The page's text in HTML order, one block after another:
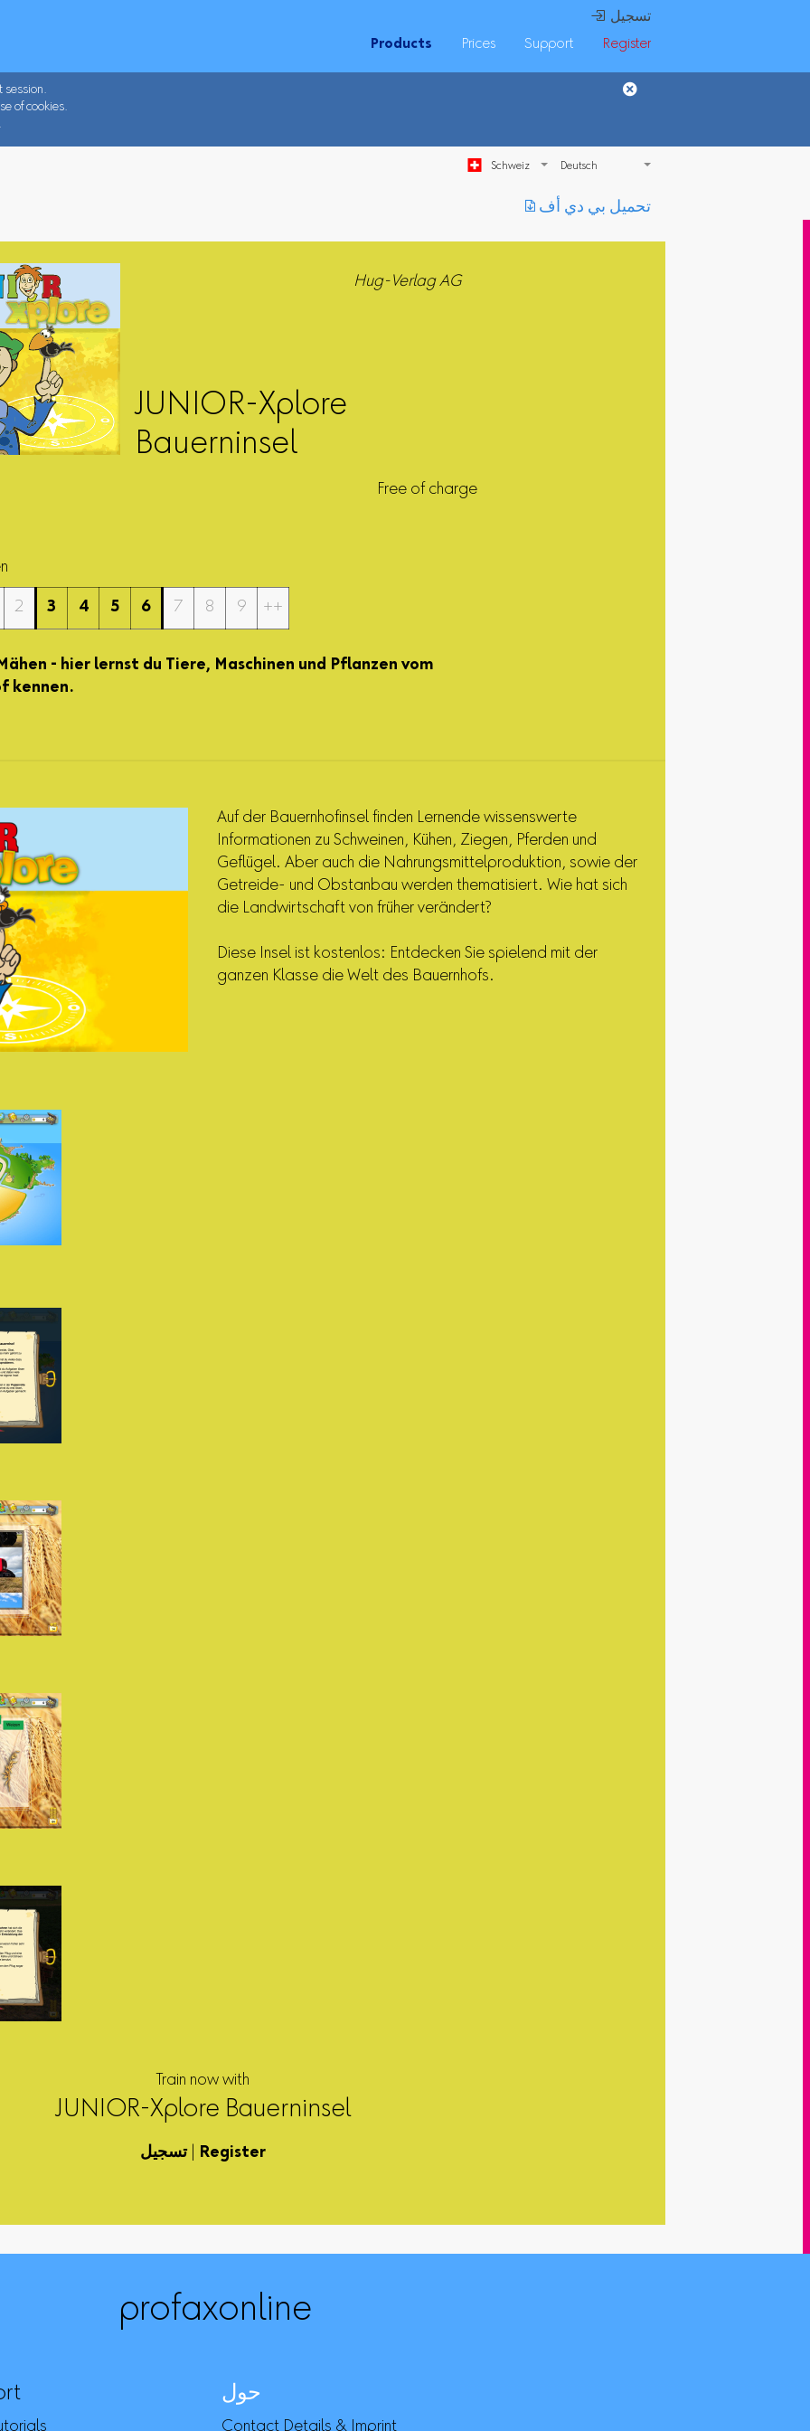
 تسجيل
Products
Prices Support Register
session.
of cookies.
Schweiz
︎ تحميل بي دي أف
Hug-Verlag AG
JUNIOR-Xplore
Bauerninsel
Free of charge
2 3 4 5 6 7 8 9 ++
- hier lernst du Tiere, Maschinen und Pflanzen vom
kennen.
Auf der Bauernhofinsel finden Lernende wissenswerte
Informationen zu Schweinen, Kühen, Ziegen, Pferden und
Geflügel. Aber auch die Nahrungsmittelproduktion, sowie der
Getreide- und Obstanbau werden thematisiert. Wie hat sich
die Landwirtschaft von früher verändert?
Diese Insel ist kostenlos: Entdecken Sie spielend mit der
ganzen Klasse die Welt des Bauernhofs.
Train now with
JUNIOR-Xplore Bauerninsel
تسجيل| Register
profaxonline
حول
Contact Details & Imprint